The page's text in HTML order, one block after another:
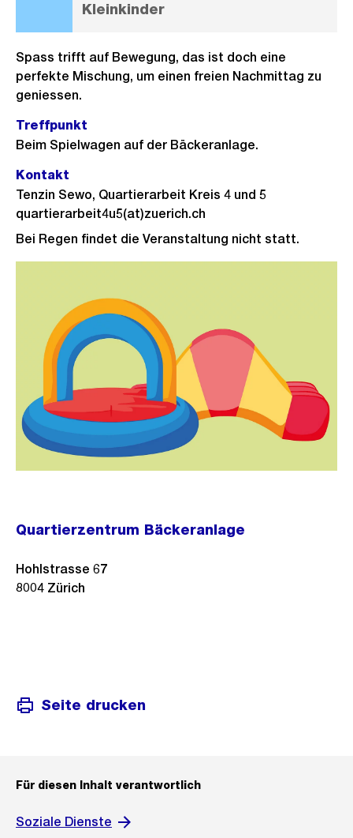
Kleinkinder
Spass trifft auf Bewegung, das ist doch eine
perfekte Mischung, um einen freien Nachmittag zu
geniessen.
Treffpunkt
Beim Spielwagen auf der Bäckeranlage.
Kontakt
Tenzin Sewo, Quartierarbeit Kreis 4 und 5
quartierarbeit4u5(at)zuerich.ch
Bei Regen findet die Veranstaltung nicht statt.
Quartierzentrum Bäckeranlage
Hohlstrasse 67
8004 Zürich
Seite drucken
Für diesen Inhalt verantwortlich
Soziale Dienste